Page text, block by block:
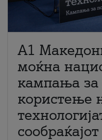
A1
моќна
кампања за
користење
сообраќајот